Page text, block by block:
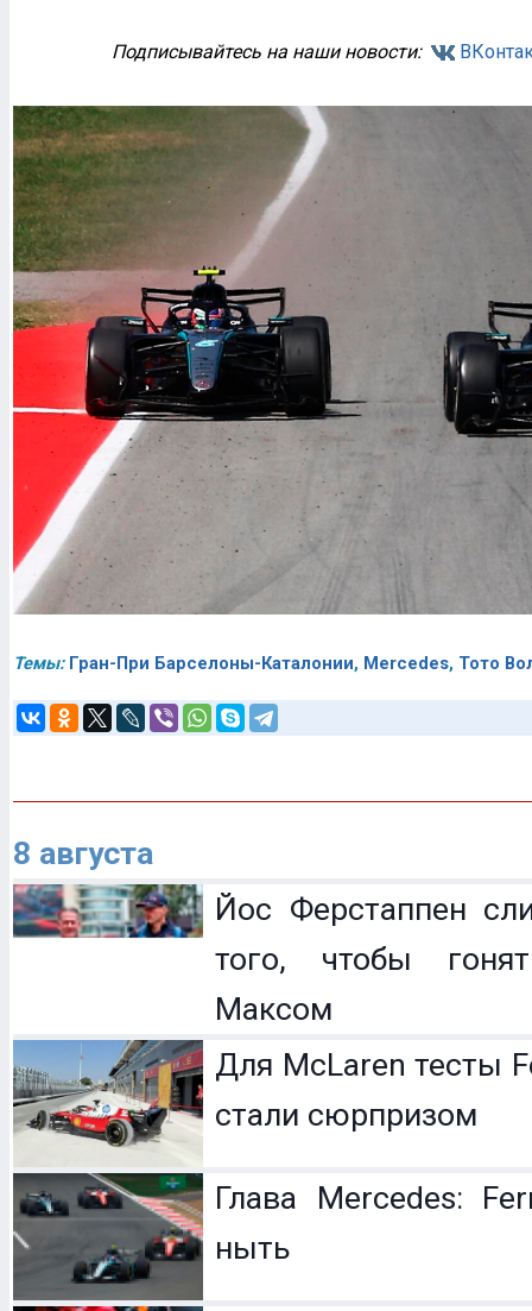
Подписывайтесь на наши новости:
Темы: Гран-При Барселоны-Каталонии, Mercedes, Тото
8 августа
Йос Ферстаппен
того, чтобы
Максом
Для McLaren тесты
стали сюрпризом
Глава Mercedes:
ныть